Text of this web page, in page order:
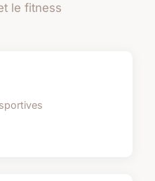
le fitness